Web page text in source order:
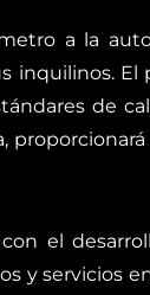
a la
inquilinos.
de
el
y servicios